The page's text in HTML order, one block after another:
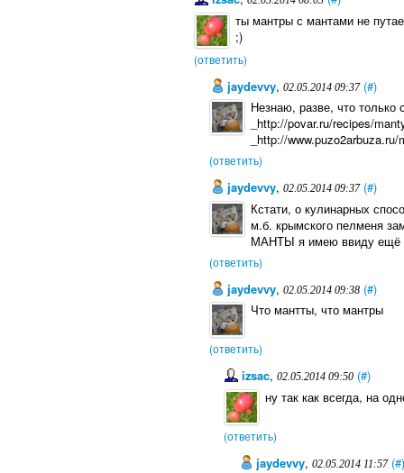
ты мантры с мантами не
;)
(ответить)
jaydevvy, 02.05.2014 09:37 (#)
Незнаю, разве, что только
_http://povar.ru/recipes/
_http://
(ответить)
jaydevvy, 02.05.2014 09:37 (#)
Кстати, о кулинарных
м.б. крымского пелменя
МАНТЫ я имею ввиду ещё
(ответить)
jaydevvy, 02.05.2014 09:38 (#)
Что мантты, что мантры
(ответить)
izsac,02.05.2014 09:50 (#)
ну так как всегда, на
(ответить)
jaydevvy,02.05.2014 11:57